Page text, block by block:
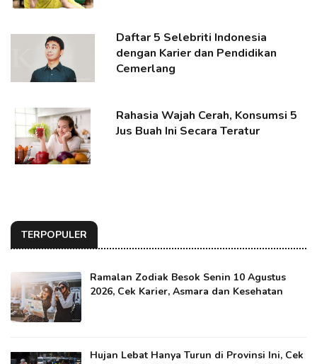
Daftar 5 Selebriti Indonesia
dengan Karier dan Pendidikan
Cemerlang
Rahasia Wajah Cerah, Konsumsi 5
Jus Buah Ini Secara Teratur
TERPOPULER
Ramalan Zodiak Besok Senin 10 Agustus
2026, Cek Karier, Asmara dan Kesehatan
Hujan Lebat Hanya Turun di Provinsi Ini, Cek